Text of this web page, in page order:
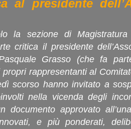
al presidente
la sezione di Magistratura
critica il presidente
Grasso (che fa
rappresentanti al
scorso hanno invitato a
nella vicenda degli
documento approvato
e più ponderati,